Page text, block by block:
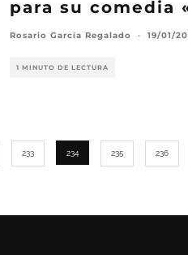
para su comedia
Rosario García Regalado · 19/01/
1 MINUTO DE LECTURA
233 234 235 236